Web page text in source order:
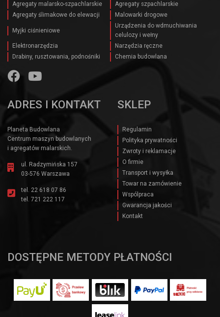
Agregaty malarsko-szpachlarskie
Agregaty szpachlarskie
Agregaty ślimakowe do elewacji
Malowarki drogowe
Myjki ciśnieniowe
Urządzenia do wdmuchiwania
celulozy i wełny
Elektronarzędzia
Narzędzia ręczne
Drabiny, rusztowania, podnośniki
Chemia budowlana
ADRES I KONTAKT
Planeta Budowlana
Centrum maszyn budowlanych
i agregatów malarskich.
ul. Radzymińska 157
03-576 Warszawa
tel. 22 618 07 86
tel. 721 222 117
SKLEP
Regulamin
Polityka prywatności
Zwroty i reklamacje
O firmie
Transport i wysyłka
Towar na zamówienie
Wspólpraca
Gwarancja jakości
Kontakt
DOSTĘPNE METODY PŁATNOŚCI